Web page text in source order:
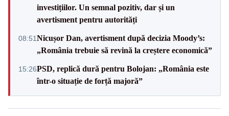
investițiilor. Un semnal pozitiv, dar și un
avertisment pentru autorități
08:51Nicușor Dan, avertisment după decizia Moody’s:
„România trebuie să revină la creștere economică”
15:26PSD, replică dură pentru Bolojan: „România este
într-o situație de forță majoră”